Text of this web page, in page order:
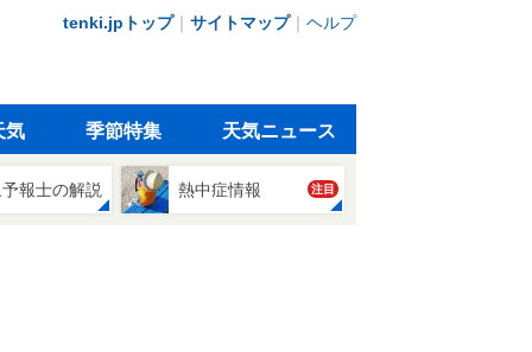
tenki.jpトップ｜ サイトマップ｜ ヘルプ
気 季節特集 天気ニュース
報士の解説 熱中症情報 注目